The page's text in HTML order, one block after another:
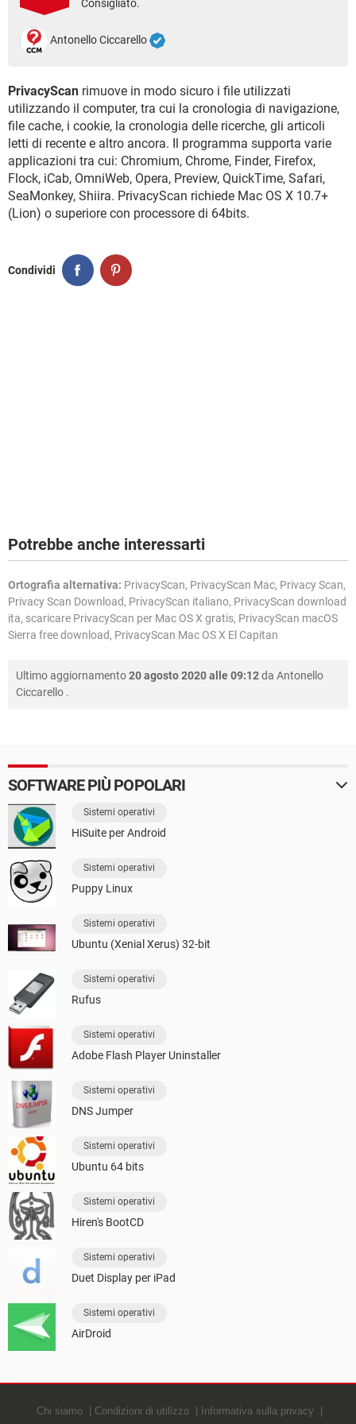
TIKTOK
HARDWARE
Consigliato.
Antonello Ciccarello
PrivacyScan rimuove in modo sicuro i file utilizzati
utilizzando il computer, tra cui la cronologia di navigazione,
file cache, i cookie, la cronologia delle ricerche, gli articoli
letti di recente e altro ancora. Il programma supporta varie
applicazioni tra cui: Chromium, Chrome, Finder, Firefox,
Flock, iCab, OmniWeb, Opera, Preview, QuickTime, Safari,
SeaMonkey, Shiira. PrivacyScan richiede Mac OS X 10.7+
(Lion) o superiore con processore di 64bits.
Condividi
Potrebbe anche interessarti
Ortografia alternativa: PrivacyScan, PrivacyScan Mac, Privacy Scan,
Privacy Scan Download, PrivacyScan italiano, PrivacyScan download
ita, scaricare PrivacyScan per Mac OS X gratis, PrivacyScan macOS
Sierra free download, PrivacyScan Mac OS X El Capitan
Ultimo aggiornamento20 agosto 2020 alle 09:12da Antonello
Ciccarello .
SOFTWARE PIÙ POPOLARI
Sistemi operativi
HiSuite per Android
Sistemi operativi
Puppy Linux
Sistemi operativi
Ubuntu (Xenial Xerus) 32-bit
Sistemi operativi
Rufus
Sistemi operativi
Adobe Flash Player Uninstaller
Sistemi operativi
DNS Jumper
Sistemi operativi
Ubuntu 64 bits
Sistemi operativi
Hiren's BootCD
Sistemi operativi
Duet Display per iPad
Sistemi operativi
AirDroid
Chi siamo Condizioni di utilizzo Informativa sulla privacy